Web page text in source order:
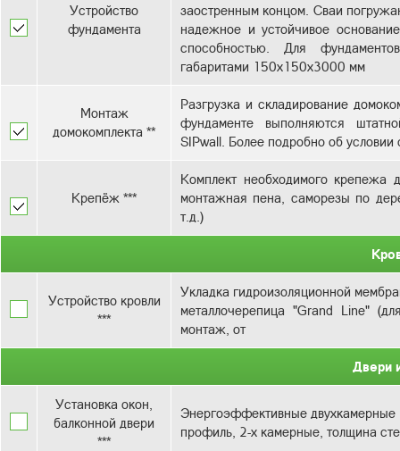
Устройство
фундамента
заостренным концом. Сваи
надежное и устойчивое
способностью. Для
Монтаж
домокомплекта **
Разгрузка и складирование
фундаменте выполняются
SIPwall. Более подробно об
Крепёж ***
Комплект необходимого крепежа
монтажная пена, саморезы по
т.д.)
Устройство кровли
***
Укладка гидроизоляционной
металлочерепица "Grand Line"
монтаж, от
Двери
Установка окон,
балконной двери
***
Энергоэффективные
профиль, 2-х камерные, толщина